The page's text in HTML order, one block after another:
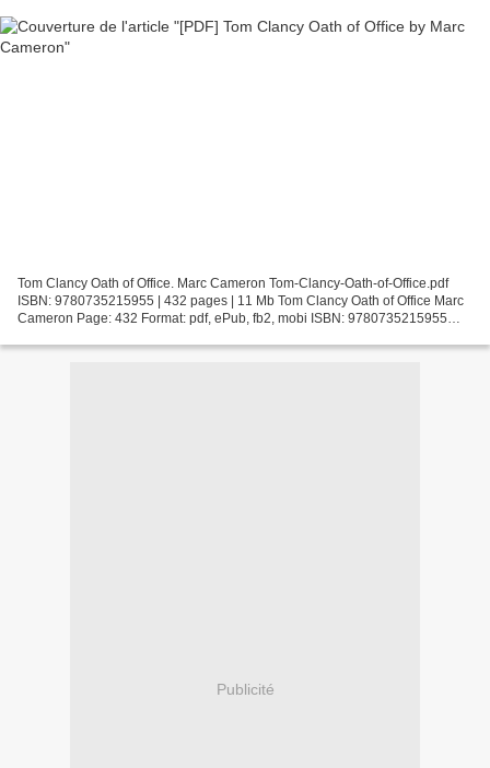
Tom Clancy Oath of Office. Marc Cameron Tom-Clancy-Oath-of-Office.pdf
ISBN: 9780735215955 | 432 pages | 11 Mb Tom Clancy Oath of Office Marc
Cameron Page: 432 Format: pdf, ePub, fb2, mobi ISBN: 9780735215955
Publicité